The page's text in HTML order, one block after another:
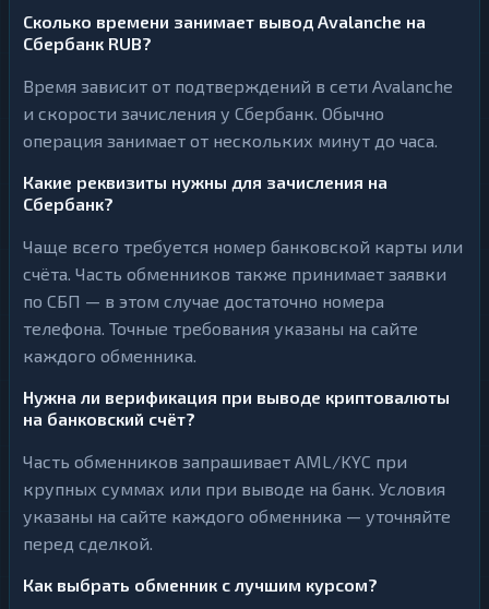
Сколько времени занимает вывод Avalanche на
Сбербанк RUB?
Время зависит от подтверждений в сети Avalanche
и скорости зачисления у Сбербанк. Обычно
операция занимает от нескольких минут до часа.
Какие реквизиты нужны для зачисления на
Сбербанк?
Чаще всего требуется номер банковской карты или
счёта. Часть обменников также принимает заявки
по СБП — в этом случае достаточно номера
телефона. Точные требования указаны на сайте
каждого обменника.
Нужна ли верификация при выводе криптовалюты
на банковский счёт?
Часть обменников запрашивает AML/KYC при
крупных суммах или при выводе на банк. Условия
указаны на сайте каждого обменника — уточняйте
перед сделкой.
Как выбрать обменник с лучшим курсом?